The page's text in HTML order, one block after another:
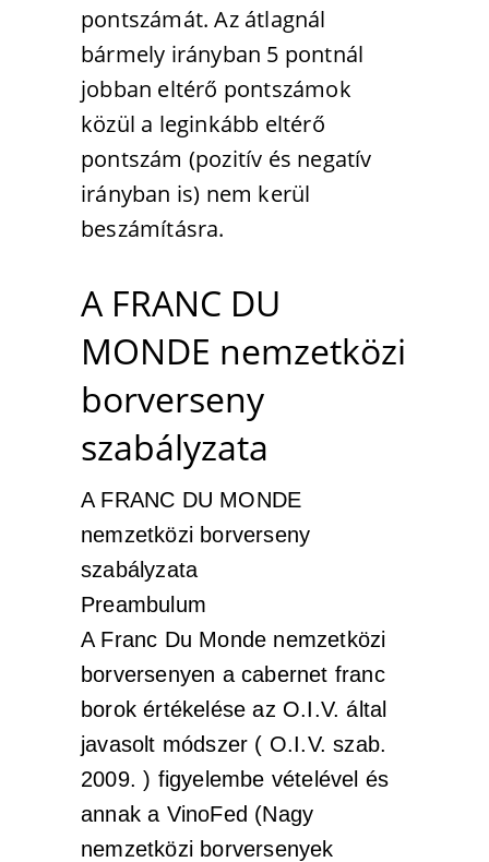
pontszámát. Az átlagnál
bármely irányban 5 pontnál
jobban eltérő pontszámok
közül a leginkább eltérő
pontszám (pozitív és negatív
irányban is) nem kerül
beszámításra.
A FRANC DU
MONDE nemzetközi
borverseny
szabályzata
A FRANC DU MONDE
nemzetközi borverseny
szabályzata
Preambulum
A Franc Du Monde nemzetközi
borversenyen a cabernet franc
borok értékelése az O.I.V. által
javasolt módszer ( O.I.V. szab.
2009. ) figyelembe vételével és
annak a VinoFed (Nagy
nemzetközi borversenyek